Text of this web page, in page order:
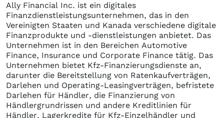
Ally Financial Inc. ist ein digitales
Finanzdienstleistungsunternehmen, das in den
Vereinigten Staaten und Kanada verschiedene digitale
Finanzprodukte und -dienstleistungen anbietet. Das
Unternehmen ist in den Bereichen Automotive
Finance, Insurance und Corporate Finance tätig. Das
Unternehmen bietet Kfz-Finanzierungsdienste an,
darunter die Bereitstellung von Ratenkaufverträgen,
Darlehen und Operating-Leasingverträgen, befristete
Darlehen für Händler, die Finanzierung von
Händlergrundrissen und andere Kreditlinien für
Händler, Lagerkredite für Kfz-Einzelhändler und